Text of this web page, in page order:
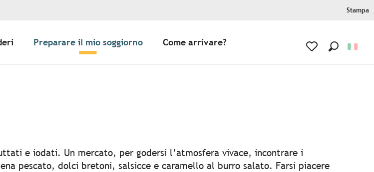
Stampa
Preparare il mio soggiorno Come arrivare?
favoris
e iodati. Un mercato, per godersi l’atmosfera vivace, incontrare i
pescato, dolci bretoni, salsicce e caramello al burro salato. Farsi piacere